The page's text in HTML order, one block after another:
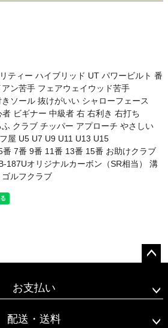
ティー ハイブリッド UT パワービルト 番
ン苦手 フェアウェイウッド苦手
ソール 抜けがいい シャローフェース
ビギナー 中級者 右 右利き 右打ち
クラブ チッパー アプローチ やさしい
屋 U5 U7 U9 U11 U13 U15
番 7番 9番 11番 13番 15番 お助けクラブ
187Uオリジナルカーボン（SR相当） 溝
ルフクラブ
ップ
お支払い
配送・送料